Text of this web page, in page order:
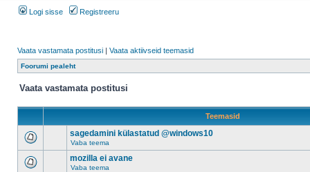
Logi sisse Registreeru
Vaata vastamata postitusi | Vaata aktiivseid teemasid
Foorumi pealeht
Vaata vastamata postitusi
Teemasid
sagedamini külastatud @windows10
Vaba teema
mozilla ei avane
Vaba teema